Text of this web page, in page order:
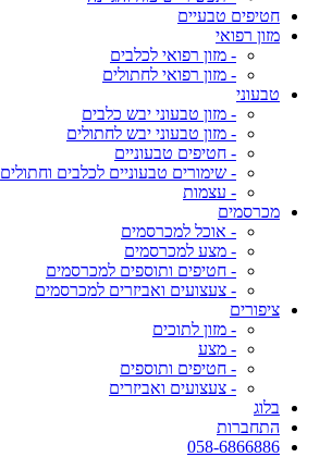
חטיפים טבעיים
מזון רפואי
- מזון רפואי לכלבים
- מזון רפואי לחתולים
טבעוני
- מזון טבעוני יבש כלבים
- מזון טבעוני יבש לחתולים
- חטיפים טבעוניים
- שימורים טבעוניים לכלבים וחתולים
- עצמות
מכרסמים
- אוכל למכרסמים
- מצע למכרסמים
- חטיפים ותוספים למכרסמים
- צעצועים ואביזרים למכרסמים
ציפורים
- מזון לתוכים
- מצע
- חטיפים ותוספים
- צעצועים ואביזרים
בלוג
התחברות
058-6866886